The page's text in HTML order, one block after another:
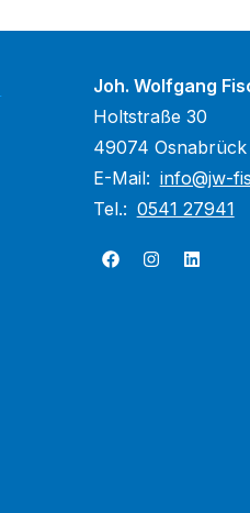
Joh. Wolfgang
Holtstraße 30
49074 Osnabrück
E-Mail: info@jw-
Tel.: 0541 27941